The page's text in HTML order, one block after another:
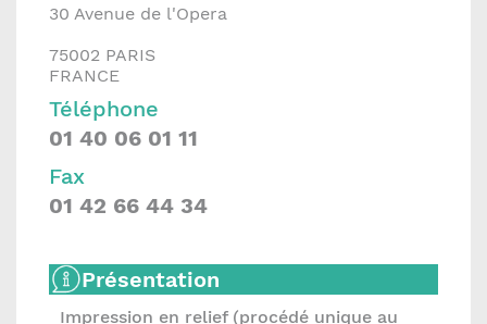
30 Avenue de l'Opera
75002 PARIS
FRANCE
Téléphone
01 40 06 01 11
Fax
01 42 66 44 34
Présentation
Impression en relief (procédé unique au